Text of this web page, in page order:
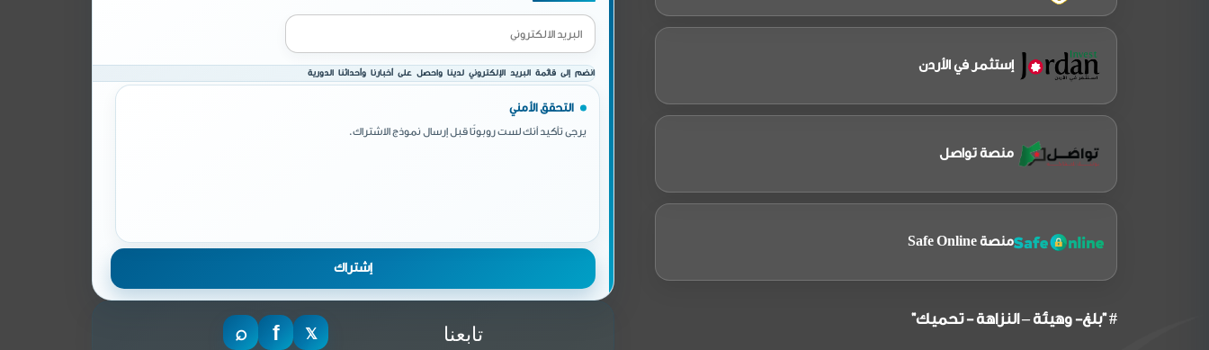
إستثمر في الأردن
منصة تواصل
منصة Safe Online
# "بلغ- وهيئة – النزاهة - تحميك"
انضم إلى قائمة البريد الإلكتروني لدينا واحصل على أخبارنا وأحداثنا الدورية
التحقق الأمني
يرجى تأكيد أنك لست روبوتًا قبل إرسال نموذج الاشتراك.
تابعنا